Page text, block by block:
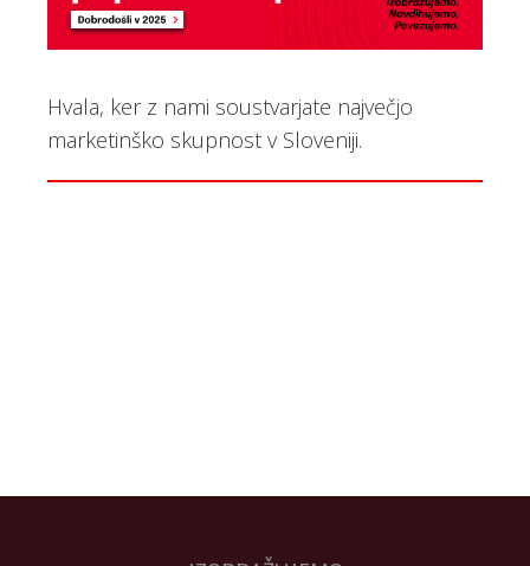
Hvala, ker z nami soustvarjate največjo
marketinško skupnost v Sloveniji.